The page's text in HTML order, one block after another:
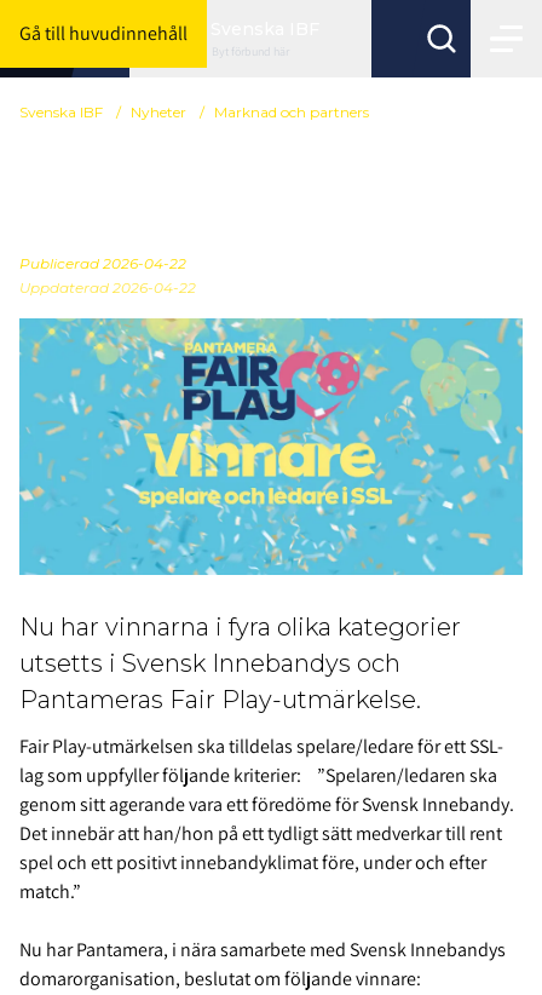
Gå till huvudinnehåll
Byt förbund här
Svenska IBF / Nyheter / Marknad och partners
Publicerad 2026-04-22
Uppdaterad 2026-04-22
Nu har vinnarna i fyra olika kategorier
utsetts i Svensk Innebandys och
Pantameras Fair Play-utmärkelse.
Fair Play-utmärkelsen ska tilldelas spelare/ledare för ett SSL-
lag som uppfyller följande kriterier: ”Spelaren/ledaren ska
genom sitt agerande vara ett föredöme för Svensk Innebandy.
Det innebär att han/hon på ett tydligt sätt medverkar till rent
spel och ett positivt innebandyklimat före, under och efter
match.”
Nu har Pantamera, i nära samarbete med Svensk Innebandys
domarorganisation, beslutat om följande vinnare: